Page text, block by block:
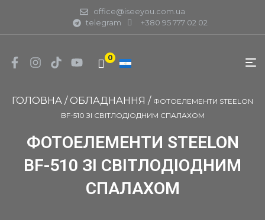
office@iseeyou.com.ua
telegram
+380 95 777 02 02
0
ГОЛОВНА / ОБЛАДНАННЯ / ФОТОЕЛЕМЕНТИ STEELON
BF-510 ЗІ СВІТЛОДІОДНИМ СПАЛАХОМ
ФОТОЕЛЕМЕНТИ STEELON
BF-510 ЗІ СВІТЛОДІОДНИМ
СПАЛАХОМ